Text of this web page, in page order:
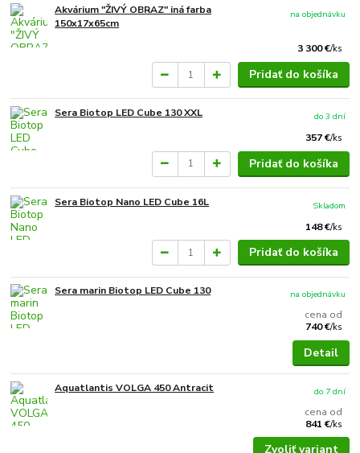
Akvárium "ŽIVÝ OBRAZ" iná farba
150x17x65cm
3 300 €/ks
na objednávku
Pridať do košíka
Sera Biotop LED Cube 130 XXL
357 €/ks
do 3 dní
Pridať do košíka
Sera Biotop Nano LED Cube 16L
148 €/ks
Skladom
Pridať do košíka
Sera marin Biotop LED Cube 130
cena od
740 €/ks
na objednávku
Detail
Aquatlantis VOLGA 450 Antracit
cena od
841 €/ks
do 7 dní
Zvoliť variant